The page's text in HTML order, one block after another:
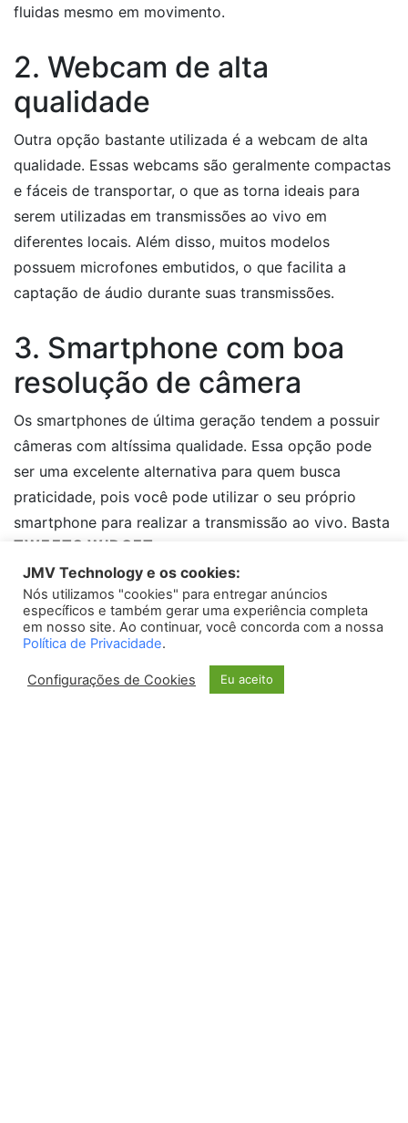
fluidas mesmo em movimento.
2. Webcam de alta
qualidade
Outra opção bastante utilizada é a webcam de alta
qualidade. Essas webcams são geralmente compactas
e fáceis de transportar, o que as torna ideais para
serem utilizadas em transmissões ao vivo em
diferentes locais. Além disso, muitos modelos
possuem microfones embutidos, o que facilita a
captação de áudio durante suas transmissões.
3. Smartphone com boa
resolução de câmera
Os smartphones de última geração tendem a possuir
câmeras com altíssima qualidade. Essa opção pode
ser uma excelente alternativa para quem busca
praticidade, pois você pode utilizar o seu próprio
smartphone para realizar a transmissão ao vivo. Basta
de câmera e conexão estável com a internet.
Casos de sucesso
Para ilustrar a efetividade dessas opções de aparelho
para transmissão ao vivo, citaremos dois casos de
TWEETS WIDGET
Please installoAuth Twitter Feed for Developers
JMV Technology e os cookies:
Nós utilizamos "cookies" para entregar anúncios
específicos e também gerar uma experiência completa
em nosso site. Ao continuar, você concorda com a nossa
Política de Privacidade.
Configurações de Cookies Eu aceito